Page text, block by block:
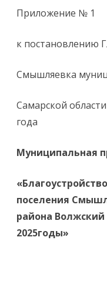
Приложение № 1
к постановлению
Смышляевка
Самарской
года
Муниципальная
поселения
района Волжский
2025годы»